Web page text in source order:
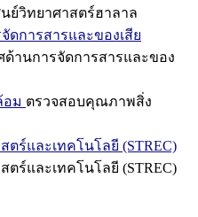
ย์วิทยาศาสตร์ฮาลาล
ดการสารและของเสีย
ด้านการจัดการสารและของ
อม ตรวจสอบคุณภาพสิ่ง
ตร์และเทคโนโลยี (STREC)
ตร์และเทคโนโลยี (STREC)